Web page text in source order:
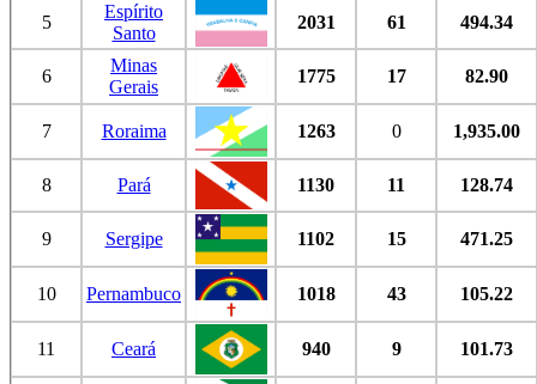
5
Espírito
Santo
2031 61 494.34
6
Minas
Gerais
1775 17 82.90
7 Roraima 1263 0 1,935.00
8 Pará 1130 11 128.74
9 Sergipe 1102 15 471.25
10 Pernambuco 1018 43 105.22
11 Ceará 940 9 101.73